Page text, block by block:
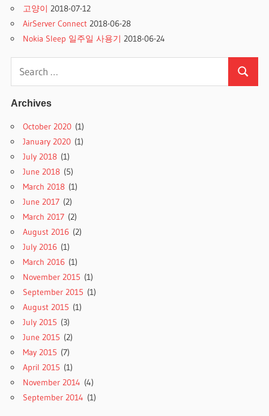
고양이 2018-07-12
AirServer Connect 2018-06-28
Nokia Sleep 일주일 사용기 2018-06-24
for:
Search
Archives
October 2020 (1)
January 2020 (1)
July 2018 (1)
June 2018 (5)
March 2018 (1)
June 2017 (2)
March 2017 (2)
August 2016 (2)
July 2016 (1)
March 2016 (1)
November 2015 (1)
September 2015 (1)
August 2015 (1)
July 2015 (3)
June 2015 (2)
May 2015 (7)
April 2015 (1)
November 2014 (4)
September 2014 (1)